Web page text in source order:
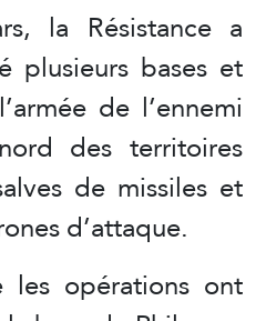
la Résistance a
plusieurs bases et
de l’ennemi
des territoires
de missiles et
d’attaque.
opérations ont